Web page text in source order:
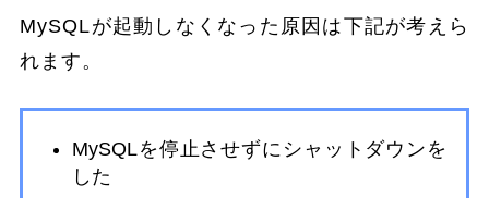
MySQLが起動しなくなった原因は下記が考えら
れます。
MySQLを停止させずにシャットダウンを
した